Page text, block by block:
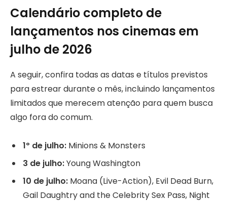
Calendário completo de
lançamentos nos cinemas em
julho de 2026
A seguir, confira todas as datas e títulos previstos
para estrear durante o mês, incluindo lançamentos
limitados que merecem atenção para quem busca
algo fora do comum.
1º de julho: Minions & Monsters
3 de julho:Young Washington
10 de julho: Moana (Live-Action), Evil Dead Burn,
Gail Daughtry and the Celebrity Sex Pass, Night